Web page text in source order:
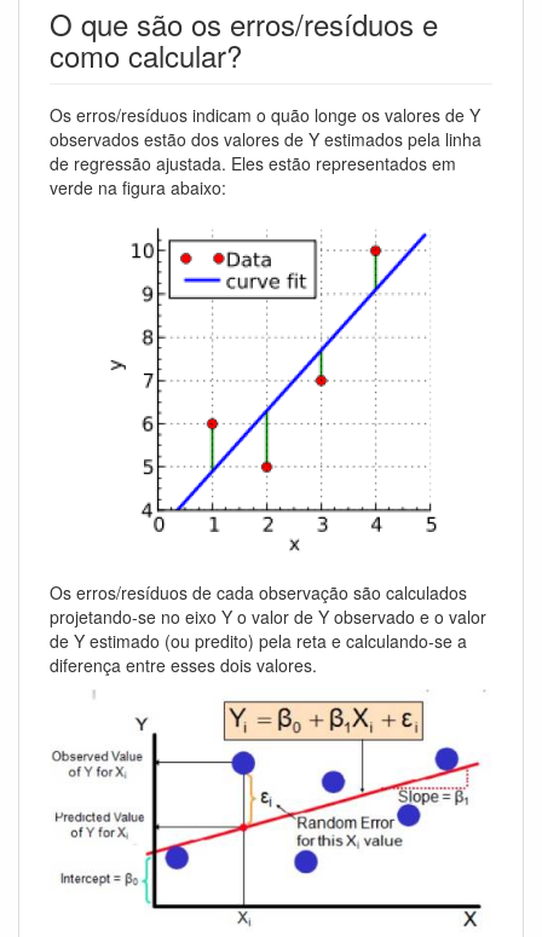
O que são os erros/resíduos e
como calcular?
Os erros/resíduos indicam o quão longe os valores de Y
observados estão dos valores de Y estimados pela linha
de regressão ajustada. Eles estão representados em
verde na figura abaixo:
Os erros/resíduos de cada observação são calculados
projetando-se no eixo Y o valor de Y observado e o valor
de Y estimado (ou predito) pela reta e calculando-se a
diferença entre esses dois valores.